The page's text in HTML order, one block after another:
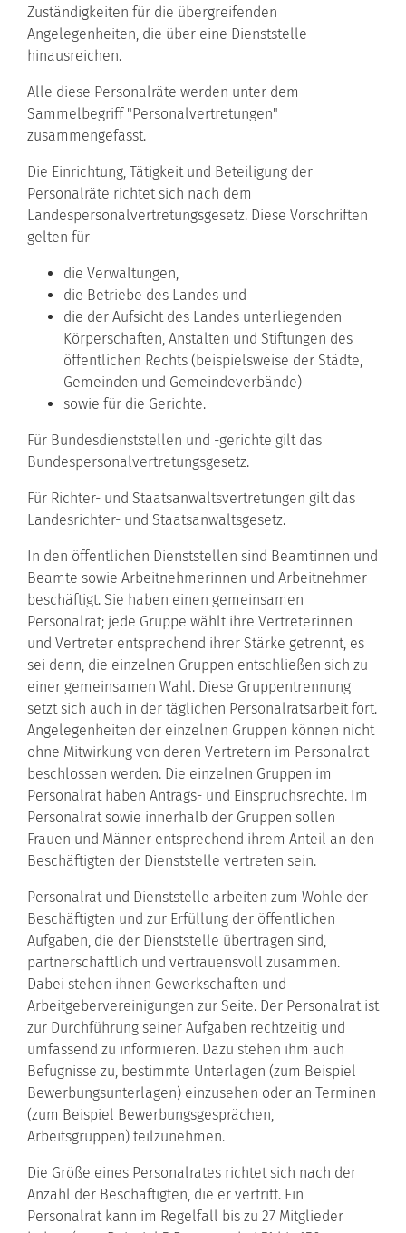
Zuständigkeiten für die übergreifenden
Angelegenheiten, die über eine Dienststelle
hinausreichen.
Alle diese Personalräte werden unter dem
Sammelbegriff "Personalvertretungen"
zusammengefasst.
Die Einrichtung, Tätigkeit und Beteiligung der
Personalräte richtet sich nach dem
Landespersonalvertretungsgesetz. Diese Vorschriften
gelten für
die Verwaltungen,
die Betriebe des Landes und
die der Aufsicht des Landes unterliegenden
Körperschaften, Anstalten und Stiftungen des
öffentlichen Rechts (beispielsweise der Städte,
Gemeinden und Gemeindeverbände)
sowie für die Gerichte.
Für Bundesdienststellen und -gerichte gilt das
Bundespersonalvertretungsgesetz.
Für Richter- und Staatsanwaltsvertretungen gilt das
Landesrichter- und Staatsanwaltsgesetz.
In den öffentlichen Dienststellen sind Beamtinnen und
Beamte sowie Arbeitnehmerinnen und Arbeitnehmer
beschäftigt. Sie haben einen gemeinsamen
Personalrat; jede Gruppe wählt ihre Vertreterinnen
und Vertreter entsprechend ihrer Stärke getrennt, es
sei denn, die einzelnen Gruppen entschließen sich zu
einer gemeinsamen Wahl. Diese Gruppentrennung
setzt sich auch in der täglichen Personalratsarbeit fort.
Angelegenheiten der einzelnen Gruppen können nicht
ohne Mitwirkung von deren Vertretern im Personalrat
beschlossen werden. Die einzelnen Gruppen im
Personalrat haben Antrags- und Einspruchsrechte. Im
Personalrat sowie innerhalb der Gruppen sollen
Frauen und Männer entsprechend ihrem Anteil an den
Beschäftigten der Dienststelle vertreten sein.
Personalrat und Dienststelle arbeiten zum Wohle der
Beschäftigten und zur Erfüllung der öffentlichen
Aufgaben, die der Dienststelle übertragen sind,
partnerschaftlich und vertrauensvoll zusammen.
Dabei stehen ihnen Gewerkschaften und
Arbeitgebervereinigungen zur Seite. Der Personalrat ist
zur Durchführung seiner Aufgaben rechtzeitig und
umfassend zu informieren. Dazu stehen ihm auch
Befugnisse zu, bestimmte Unterlagen (zum Beispiel
Bewerbungsunterlagen) einzusehen oder an Terminen
(zum Beispiel Bewerbungsgesprächen,
Arbeitsgruppen) teilzunehmen.
Die Größe eines Personalrates richtet sich nach der
Anzahl der Beschäftigten, die er vertritt. Ein
Personalrat kann im Regelfall bis zu 27 Mitglieder